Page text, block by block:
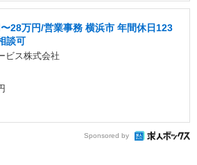
28万円/営業事務 横浜市 年間休日123
談可
ビス株式会社
Sponsored by